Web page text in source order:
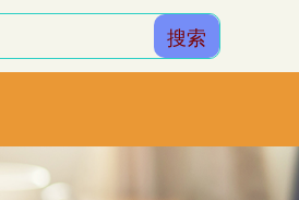
搜索